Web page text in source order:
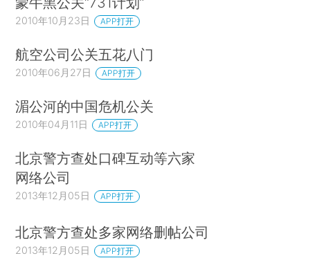
2010年10月23日 APP打开
航空公司公关五花八门
2010年06月27日 APP打开
湄公河的中国危机公关
2010年04月11日 APP打开
北京警方查处口碑互动等六家
网络公司
2013年12月05日 APP打开
北京警方查处多家网络删帖公司
2013年12月05日 APP打开